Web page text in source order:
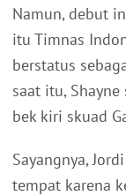
Namun, debut
itu Timnas
berstatus
saat itu,
bek kiri skuad
Sayangnya,
tempat karena